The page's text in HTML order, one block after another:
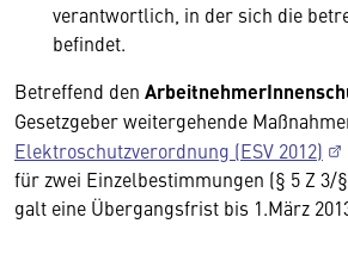
verantwortlich, in der sich die
befindet.
Betreffend den
Gesetzgeber weitergehende
Elektroschutzverordnung (ESV 2012)
für zwei Einzelbestimmungen (§ 5 Z 3/§
galt eine Übergangsfrist bis 1.März